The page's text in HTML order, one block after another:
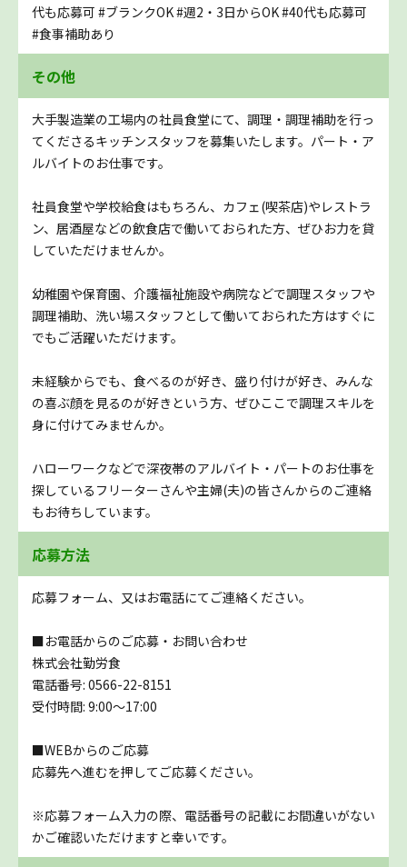
代も応募可 #ブランクOK#週2・3日からOK#40代も応募可
#食事補助あり
その他
大手製造業の工場内の社員食堂にて、調理・調理補助を行っ
てくださるキッチンスタッフを募集いたします。パート・ア
ルバイトのお仕事です。
社員食堂や学校給食はもちろん、カフェ(喫茶店)やレストラ
ン、居酒屋などの飲食店で働いておられた方、ぜひお力を貸
していただけませんか。
幼稚園や保育園、介護福祉施設や病院などで調理スタッフや
調理補助、洗い場スタッフとして働いておられた方はすぐに
でもご活躍いただけます。
未経験からでも、食べるのが好き、盛り付けが好き、みんな
の喜ぶ顔を見るのが好きという方、ぜひここで調理スキルを
身に付けてみませんか。
ハローワークなどで深夜帯のアルバイト・パートのお仕事を
探しているフリーターさんや主婦(夫)の皆さんからのご連絡
もお待ちしています。
応募方法
応募フォーム、又はお電話にてご連絡ください。
■お電話からのご応募・お問い合わせ
株式会社勤労食
電話番号: 0566-22-8151
受付時間: 9:00～17:00
■WEBからのご応募
応募先へ進むを押してご応募ください。
※応募フォーム入力の際、電話番号の記載にお間違いがない
かご確認いただけますと幸いです。